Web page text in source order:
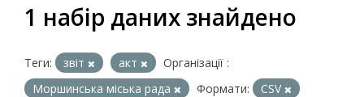
1 набір даних знайдено
Теги: звіт акт
Організації :
Моршинська міська рада
Формати:
CSV